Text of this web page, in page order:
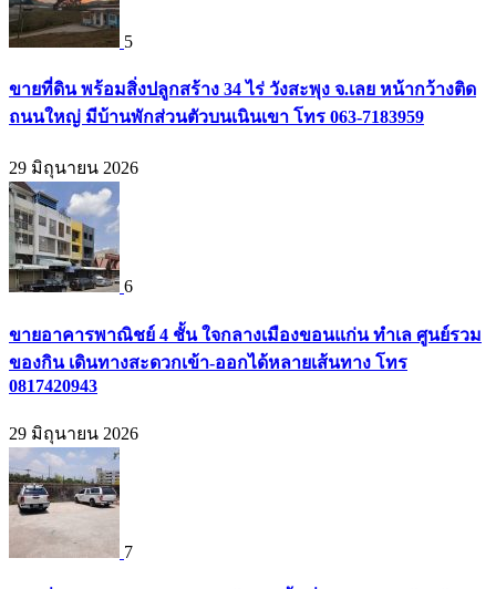
5
ขายที่ดิน พร้อมสิ่งปลูกสร้าง 34 ไร่ วังสะพุง จ.เลย หน้ากว้างติด
ถนนใหญ่ มีบ้านพักส่วนตัวบนเนินเขา โทร 063-7183959
29 มิถุนายน 2026
6
ขายอาคารพาณิชย์ 4 ชั้น ใจกลางเมืองขอนแก่น ทำเล ศูนย์รวม
ของกิน เดินทางสะดวกเข้า-ออกได้หลายเส้นทาง โทร
0817420943
29 มิถุนายน 2026
7